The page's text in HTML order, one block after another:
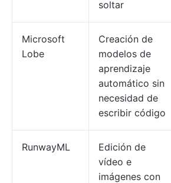
soltar
Microsoft
Lobe
Creación de
modelos de
aprendizaje
automático sin
necesidad de
escribir código
RunwayML
Edición de
vídeo e
imágenes con